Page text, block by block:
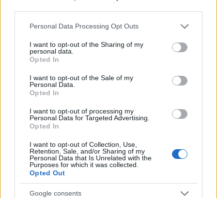
Please note that this website/app uses one or more Google
not limited to your visit or usage behaviour. You may click to
grant or deny consent to Google and its third-party tags to
use your data for below specified purposes in below Google
consent section.
Personal Data Processing Opt Outs
I want to opt-out of the Sharing of my
personal data.
Opted In
I want to opt-out of the Sale of my
Personal Data.
Opted In
I want to opt-out of processing my
Personal Data for Targeted Advertising.
Opted In
I want to opt-out of Collection, Use,
Retention, Sale, and/or Sharing of my
Personal Data that Is Unrelated with the
Purposes for which it was collected.
Opted Out
Google consents
Διαβάζονται αυτή τη στιγμή
Η χαμηλή… απόδοση Μητσοτάκη στις
πυρόπληκτα ζωάκια - Το μισογεμάτο ποτήρι
του ΣΥΡΙΖΑ
Ποια είναι η (κυβερνητική) λίστα με τα μεγάλα
οδικά έργα και τα εκτιμώμενα
χρονοδιαγράμματα
Δυτ. Αττική: Το χρονοδιάγραμμα
αποκατάστασης μετά τη φωτιά - Στόχος η
έναρξη των έργων πριν τις 15/9